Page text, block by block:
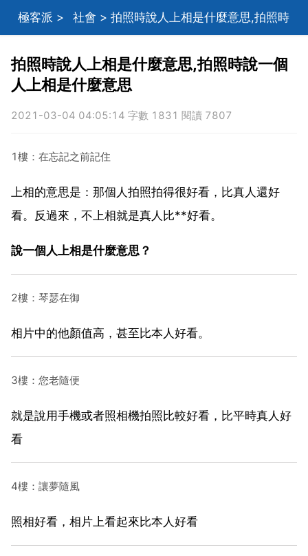
極客派 > 社會 > 拍照時說人上相是什麼意思,拍照時
拍照時說人上相是什麼意思,拍照時說一個
人上相是什麼意思
2021-03-04 04:05:14 字數 1831 閱讀 7807
1樓：在忘記之前記住
上相的意思是：那個人拍照拍得很好看，比真人還好
看。反過來，不上相就是真人比**好看。
說一個人上相是什麼意思？
2樓：琴瑟在御
相片中的他顏值高，甚至比本人好看。
3樓：您老隨便
就是說用手機或者照相機拍照比較好看，比平時真人好
看
4樓：讓夢隨風
照相好看，相片上看起來比本人好看